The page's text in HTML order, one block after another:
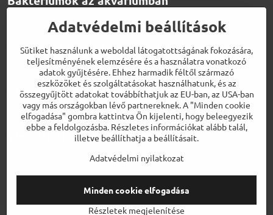
Többet olvasni
Hogyan etessük a diszkosz halakat
Többet olvasni
Biotermékek a tökéletes vízért
Többet olvasni
Weboldalaink
©2026Szerzői jog
Adatvédelmi beállításokAdatvédelmi nyilatkozat
Adatvédelmi beállítások
Sütiket használunk a weboldal látogatottságának fokozására,
teljesítményének elemzésére és a használatra vonatkozó
adatok gyűjtésére. Ehhez harmadik féltől származó
eszközöket és szolgáltatásokat használhatunk, és az
összegyűjtött adatokat továbbíthatjuk az EU-ban, az USA-ban
vagy más országokban lévő partnereknek. A "Minden cookie
elfogadása" gombra kattintva Ön kijelenti, hogy beleegyezik
ebbe a feldolgozásba. Részletes információkat alább talál,
illetve beállíthatja a beállításait.
Adatvédelmi nyilatkozat
Részletek megjelenítése
Minden cookie elfogadása